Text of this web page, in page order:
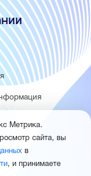
Метрика.
сайта, вы
в
, и принимаете